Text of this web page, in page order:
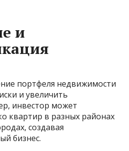
и
портфеля недвижимости
и увеличить
инвестор может
квартир в разных районах
создавая
бизнес.